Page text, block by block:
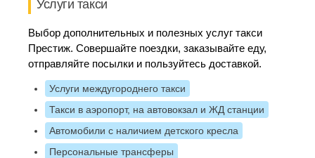
Услуги такси
Выбор дополнительных и полезных услуг такси
Престиж. Совершайте поездки, заказывайте еду,
отправляйте посылки и пользуйтесь доставкой.
Услуги междугороднего такси
Такси в аэропорт, на автовокзал и ЖД станции
Автомобили с наличием детского кресла
Персональные трансферы